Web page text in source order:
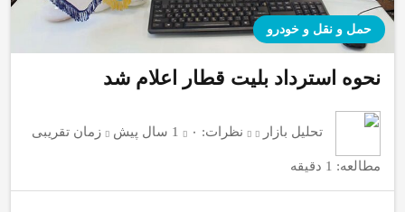
حمل و نقل و خودرو
نحوه استرداد بلیت قطار اعلام شد
تحلیل بازار نظرات: ۰ 1 سال پیش زمان تقریبی
مطالعه: 1 دقیقه